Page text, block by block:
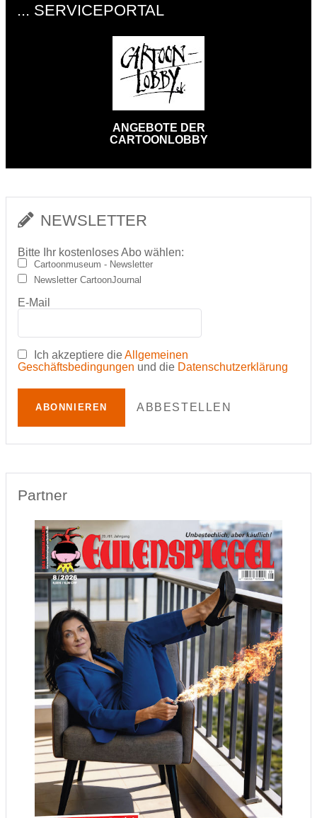
... SERVICEPORTAL
ANGEBOTE DER
CARTOONLOBBY
NEWSLETTER
Bitte Ihr kostenloses Abo wählen:
Cartoonmuseum - Newsletter
Newsletter CartoonJournal
E-Mail
Ich akzeptiere dieAllgemeinen
Geschäftsbedingungen und die Datenschutzerklärung
ABONNIEREN ABBESTELLEN
Partner